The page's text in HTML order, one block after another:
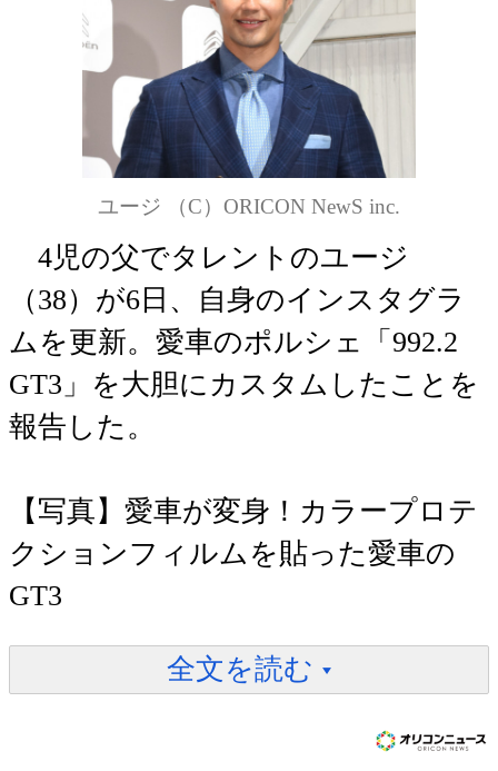
ユージ （C）ORICON NewS inc.
4児の父でタレントのユージ
（38）が6日、自身のインスタグラ
ムを更新。愛車のポルシェ「992.2
GT3」を大胆にカスタムしたことを
報告した。
【写真】愛車が変身！カラープロテ
クションフィルムを貼った愛車の
GT3
全文を読む